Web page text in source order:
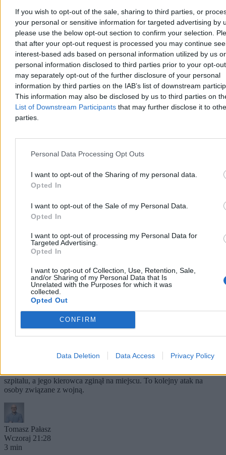
If you wish to opt-out of the sale, sharing to third parties, or
your personal or sensitive information for targeted advertising by
please use the below opt-out section to confirm your selection.
that after your opt-out request is processed you may continue
interest-based ads based on personal information utilized by us or
personal information disclosed to third parties prior to your opt-
may separately opt-out of the further disclosure of your personal
information by third parties on the IAB’s list of downstream
This information may also be disclosed by us to third parties on
List of Downstream Participants that may further disclose it to
parties.
Personal Data Processing Opt Outs
I want to opt-out of the Sharing of my personal data.
Opted In
I want to opt-out of the Sale of my Personal Data.
Opted In
I want to opt-out of processing my Personal Data for
Targeted Advertising.
Opted In
I want to opt-out of Collection, Use, Retention, Sale,
and/or Sharing of my Personal Data that Is
Unrelated with the Purposes for which it was
collected.
Opted Out
CONFIRM
Data Deletion Data Access Privacy Policy
4 min
Reklama
Reklama
Kłopoty rosyjskiej zbrojeniówki. Zamach na
twórcę fabryki dronów
W eksplozji samochodu pod Jekaterynburgiem ciężko ranny został
Władimir Tkaczuk, twórca fabryki Urałdronzawod dostarczającej
szpitalu, a jego kierowca zginął na miejscu. To kolejny atak na
osoby związane z wojną.
Tomasz Pałasz
Wczoraj 21:28
3 min